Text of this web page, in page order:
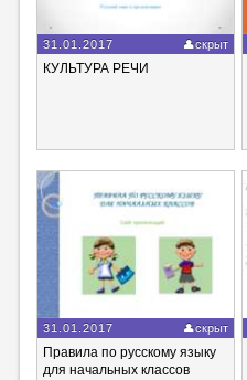
31.01.2017 скрыт
КУЛЬТУРА РЕЧИ
31.01.2017 скрыт
Правила по русскому языку
для начальных классов